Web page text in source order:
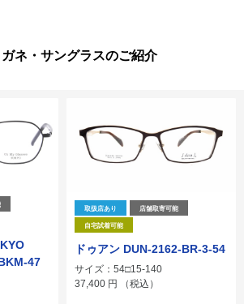
ネ・サングラスのご紹介
47
取扱店あり 店舗取寄可能
自宅試着可能
ドゥアン DUN-2162-BR-3-54
サイズ：54□15-140
37,400 円 （税込）